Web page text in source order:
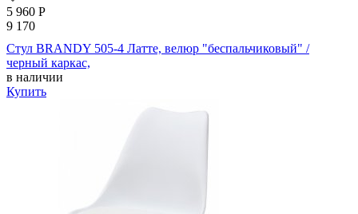
5 960 Р
9 170
Стул BRANDY 505-4 Латте, велюр "беспальчиковый" /
черный каркас,
в наличии
Купить